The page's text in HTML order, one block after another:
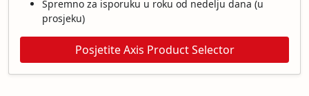
Spremno za isporuku u roku od nedelju dana (u
prosjeku)
Posjetite Axis Product Selector